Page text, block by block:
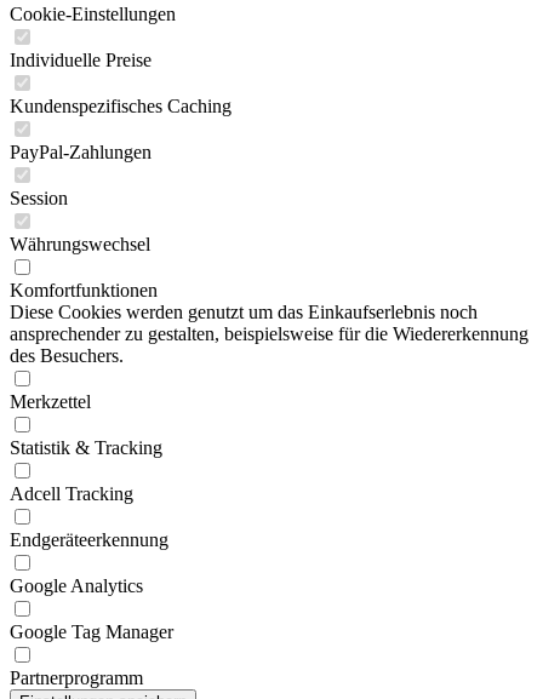
Cookie-Einstellungen
Individuelle Preise
Kundenspezifisches Caching
PayPal-Zahlungen
Session
Währungswechsel
Komfortfunktionen
Diese Cookies werden genutzt um das Einkaufserlebnis noch
ansprechender zu gestalten, beispielsweise für die Wiedererkennung
des Besuchers.
Merkzettel
Statistik & Tracking
Adcell Tracking
Endgeräteerkennung
Google Analytics
Google Tag Manager
Partnerprogramm